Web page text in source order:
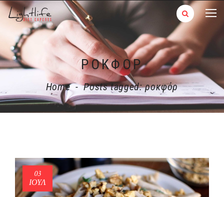
ΡΟΚΦΌΡ
Home - Posts tagged: ροκφόρ
03
ΙΟΎΛ